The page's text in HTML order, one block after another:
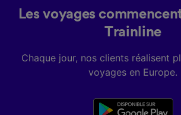
Les voyages
Trainline
Chaque jour, nos clients réalisent
voyages en Europe.